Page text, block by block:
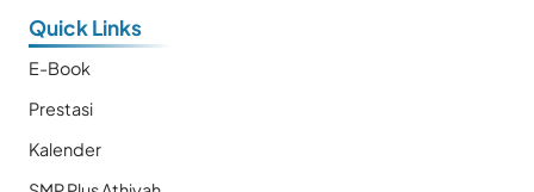
Quick Links
E-Book
Prestasi
Kalender